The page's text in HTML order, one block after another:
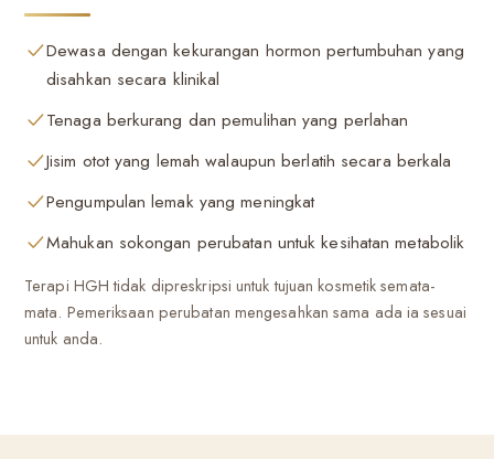
Dewasa dengan kekurangan hormon pertumbuhan yang
disahkan secara klinikal
Tenaga berkurang dan pemulihan yang perlahan
Jisim otot yang lemah walaupun berlatih secara berkala
Pengumpulan lemak yang meningkat
Mahukan sokongan perubatan untuk kesihatan metabolik
Terapi HGH tidak dipreskripsi untuk tujuan kosmetik semata-
mata. Pemeriksaan perubatan mengesahkan sama ada ia sesuai
untuk anda.